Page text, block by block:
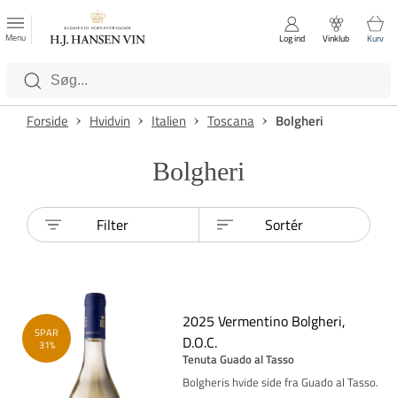
Luk
Kategorier
Menu Log ind Vinklub Kurv
Forside Hvidvin Italien Toscana Bolgheri
Bolgheri
Filter Sortér
SPAR
31%
2025 Vermentino Bolgheri,
D.O.C.
Tenuta Guado al Tasso
Bolgheris hvide side fra Guado al Tasso.